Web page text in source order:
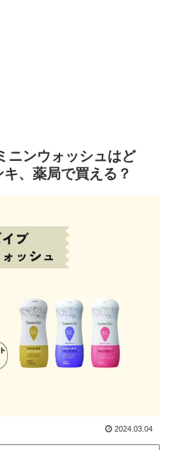
ニンウォッシュはど
、薬局で買える？
2024.03.04